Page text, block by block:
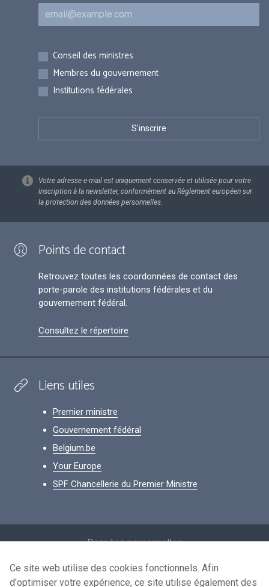
Courriel
Inscriptions
Conseil des ministres
Membres du gouvernement
Institutions fédérales
Votre adresse e-mail est uniquement conservée et utilisée pour votre
inscription à la newsletter, conformément au Règlement européen sur
la protection des données personnelles.
Points de contact
Retrouvez toutes les coordonnées de contact des
porte-parole des institutions fédérales et du
gouvernement fédéral.
Consultez le répertoire
Liens utiles
Premier ministre
Gouvernement fédéral
Belgium.be
Your Europe
SPF Chancellerie du Premier Ministre
Données personnelles
Conditions de réutilisation
Ce site web utilise des cookies fonctionnels. Afin
d'optimiser votre expérience, ce site utilise également des